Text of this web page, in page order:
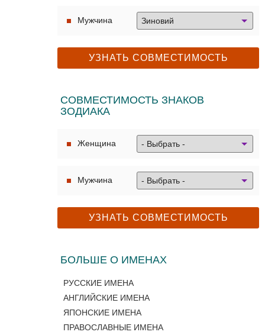
Мужчина
СОВМЕСТИМОСТЬ ЗНАКОВ
ЗОДИАКА
Женщина
Мужчина
БОЛЬШЕ О ИМЕНАХ
РУССКИЕ ИМЕНА
АНГЛИЙСКИЕ ИМЕНА
ЯПОНСКИЕ ИМЕНА
ПРАВОСЛАВНЫЕ ИМЕНА